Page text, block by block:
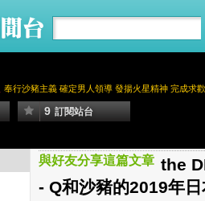
奉行沙豬主義 確定男人領導 發揚火星精神 完成求
9 訂閱站台
與好友分享這篇文章 the
- Q和沙豬的2019年